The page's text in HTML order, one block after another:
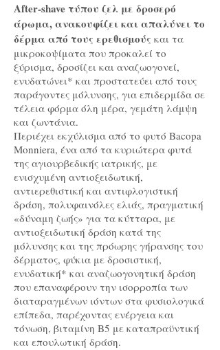
After-shave τύπου ζελ με δροσερό
άρωμα, ανακουφίζει και απαλύνει το
δέρμα από τους ερεθισμούς και τα
μικροκοψίματα που προκαλεί το
ξύρισμα, δροσίζει και αναζωογονεί,
ενυδατώνει* και προστατεύει από τους
παράγοντες μόλυνσης, για επιδερμίδα σε
τέλεια φόρμα όλη μέρα, γεμάτη λάμψη
και ζωντάνια.
Περιέχει εκχύλισμα από το φυτό Bacopa
Monniera, ένα από τα κυριώτερα φυτά
της αγιουρβεδικής ιατρικής, με
ενισχυμένη αντιοξειδωτική,
αντιερεθιστική και αντιφλογιστική
δράση, πολυφαινόλες ελιάς, πραγματική
«δύναμη ζωής» για τα κύτταρα, με
αντιοξειδωτική δράση κατά της
μόλυνσης και της πρόωρης γήρανσης του
δέρματος, φύκια με δροσιστική,
ενυδατική* και αναζωογονητική δράση
που επαναφέρουν την ισορροπία των
διαταραγμένων ιόντων στα φυσιολογικά
επίπεδα, παρέχοντας ενέργεια και
τόνωση, βιταμίνη Β5 με καταπραϋντική
και επουλωτική δράση.